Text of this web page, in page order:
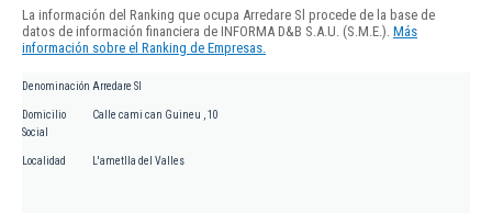
La información del Ranking que ocupa Arredare Sl procede de la base de
datos de información financiera de INFORMA D&B S.A.U. (S.M.E.). Más
información sobre el Ranking de Empresas.
Denominación Arredare Sl
Domicilio
Social
Calle cami can Guineu , 10
Localidad L'ametlla del Valles